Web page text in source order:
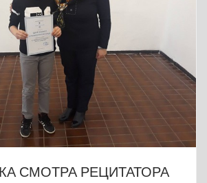
СМОТРА РЕЦИТАТОРА